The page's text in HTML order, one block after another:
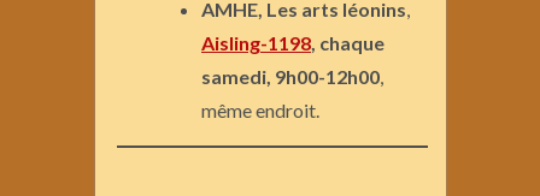
AMHE, Les arts léonins
Aisling-1198 chaque
samedi, 9h00-12h00
même endroit.